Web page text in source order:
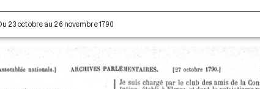
23 octobre au 26 novembre 1790